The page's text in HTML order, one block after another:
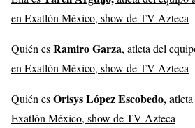
en Exatlón México, show de TV Azteca
Quién esRamiro Garza, atleta del
en Exatlón México, show de TV Azteca
Quién esOrisys López Escobedo, a
Exatlón México, show de TV Azteca